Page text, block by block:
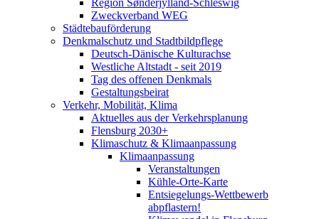
Region Sønderjylland-Schleswig
Zweckverband WEG
Städtebauförderung
Denkmalschutz und Stadtbildpflege
Deutsch-Dänische Kulturachse
Westliche Altstadt - seit 2019
Tag des offenen Denkmals
Gestaltungsbeirat
Verkehr, Mobilität, Klima
Aktuelles aus der Verkehrsplanung
Flensburg 2030+
Klimaschutz & Klimaanpassung
Klimaanpassung
Veranstaltungen
Kühle-Orte-Karte
Entsiegelungs-Wettbewerb
abpflastern!